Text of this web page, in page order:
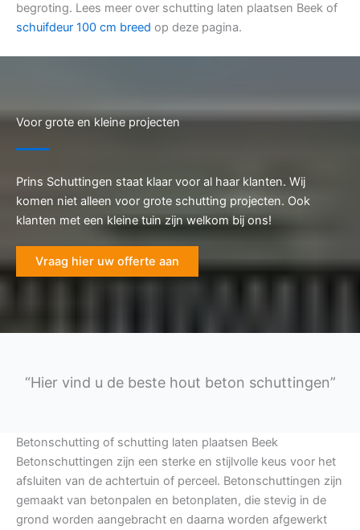
begroting. Lees meer over schutting laten plaatsen Beek of
schuifdeur 100 cm breed op deze pagina.
Voor grote en kleine projecten
Prins Schuttingen staat klaar voor al haar klanten. Wij
komen niet alleen voor grote schutting projecten. Ook
klanten met een kleine tuin zijn welkom bij ons!
Vraag hier uw offerte aan
“Hier vind u de beste hout beton schuttingen”
Betonschutting of schutting laten plaatsen Beek
Betonschuttingen zijn een sterke en stijlvolle keus voor het
afsluiten van de achtertuin of perceel. Betonschuttingen zijn
gemaakt van betonpalen en betonplaten, die stevig in de
grond worden aangebracht en daarna worden afgewerkt